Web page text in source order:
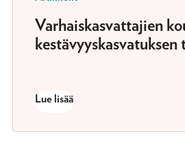
Varhaiskasvattajien
kestävyyskasvatuksen
Lue lisää